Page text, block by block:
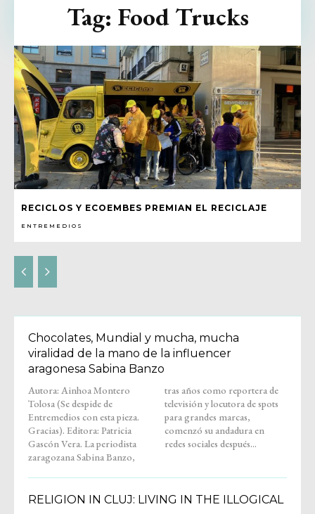
RECICLOS Y ECOEMBES PREMIAN EL RECICLAJE
ENTREMEDIOS
Tag: Food Trucks
Chocolates, Mundial y mucha, mucha
viralidad de la mano de la influencer
aragonesa Sabina Banzo
Autora: Ainhoa Montero
Tolosa (Se despide de
Entremedios con esta pieza.
Gracias). Editora: Patricia
Gascón Vera. La periodista
zaragozana Sabina Banzo,
tras años como reportera de
televisión y locutora de spots
para grandes marcas,
comenzó su andadura en
redes sociales después...
RELIGION IN CLUJ: LIVING IN THE ILLOGICAL